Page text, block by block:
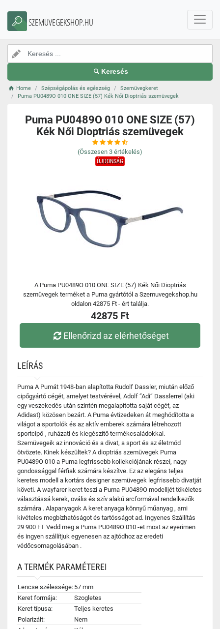
SZEMUVEGEKSHOP.HU
Keresés
Home Szépségápolás és egészség
Szemüvegkeret
Puma PU0489O 010 ONE SIZE (57) Kék Női Dioptriás szemüvegek
Puma PU0489O 010 ONE SIZE (57)
Kék Női Dioptriás szemüvegek
(Összesen 3 értékelés)
ÚJDONSÁG
A Puma PU0489O 010 ONE SIZE (57) Kék Női Dioptriás
szemüvegek terméket a Puma gyártótól a Szemuvegekshop.hu
oldalon 42875 Ft - ért találja.
42875 Ft
Ellenőrizd az elérhetőséget
LEÍRÁS
Puma A Pumát 1948-ban alapította Rudolf Dassler, miután előző
cipőgyártó cégét, amelyet testvérével, Adolf ”Adi” Dasslerrel (aki
egy veszekedés után szintén megalapította saját cégét, az
Adidast) közösen bezárt. A Puma évtizedeken át meghódította a
világot a sportolók és az aktív emberek számára létrehozott
sportcipő-, ruházati és kiegészítő termékcsaládokkal.
Szemüvegeik az innováció és a divat, a sport és az életmód
ötvözete. Kinek készültek? A dioptriás szemüvegek Puma
PU0489O 010 a Puma legfrissebb kollekciójának részei, nagy
gondossággal férfiak számára készítve. Ez az elegáns teljes
keretes modell a kortárs designer szemüvegek legfrissebb divatját
követi. A wayfarer keret teszi a Puma PU0489O modelljét tökéletes
választássá kerek, ovális és szív alakú arcformával rendelkezők
számára . Alapanyagok A keret anyaga könnyű műanyag , ami
kivételes megbízhatóságot és tartósságot ad. Ingyenes Szállítás
29 900 FT Vedd meg a Puma PU0489O 010 -et most az eyerimen
és ingyen szállítjuk egyenesen az ajtódhoz az eredeti
védőcsomagolásában .
A TERMÉK PARAMÉTEREI
Lencse szélessége: 57 mm
Keret formája:
Szogletes
Keret típusa:
Teljes keretes
Polarizált:
Nem